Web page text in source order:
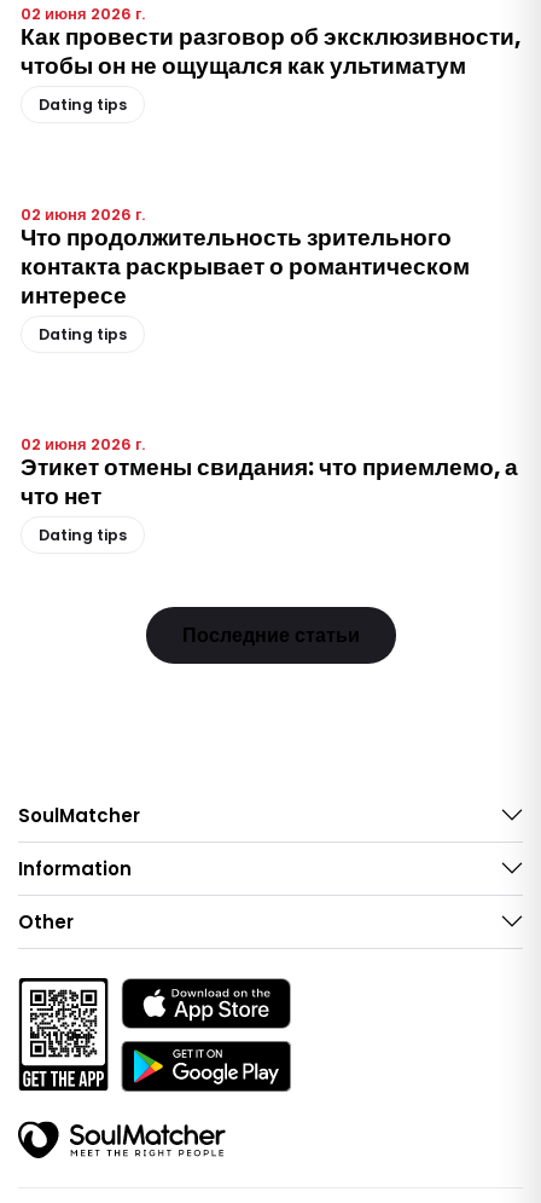
02 июня 2026 г.
Как провести разговор об эксклюзивности,
чтобы он не ощущался как ультиматум
Dating tips
02 июня 2026 г.
Что продолжительность зрительного
контакта раскрывает о романтическом
интересе
Dating tips
02 июня 2026 г.
Этикет отмены свидания: что приемлемо, а
что нет
Dating tips
Последние статьи
SoulMatcher
Information
Other